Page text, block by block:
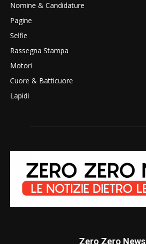
Nomine & Candidature
Pagine
Selfie
Rassegna Stampa
Motori
Cuore & Batticuore
Lapidi
Zero Zero News